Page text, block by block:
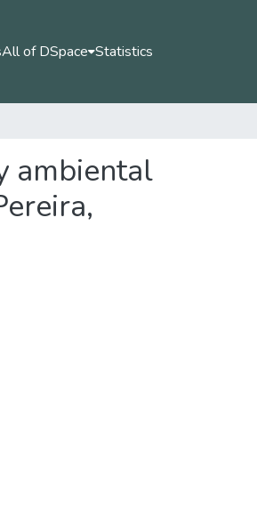
All of DSpace Statistics
ambiental